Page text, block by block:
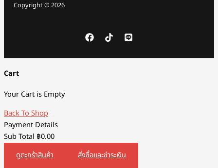
Copyright © 2026
Cart
Your Cart is Empty
Back To Shop
Payment Details
Sub Total ฿0.00
ดูตะกร้าสินค้า
สั่งซื้อและชำระเงิน